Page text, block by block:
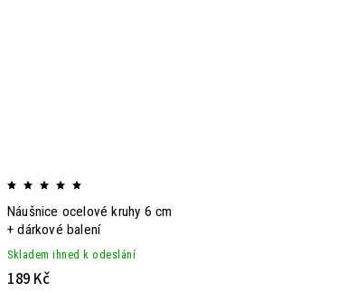
Náušnice ocelové kruhy 6 cm
+ dárkové balení
Skladem ihned k odeslání
189 Kč